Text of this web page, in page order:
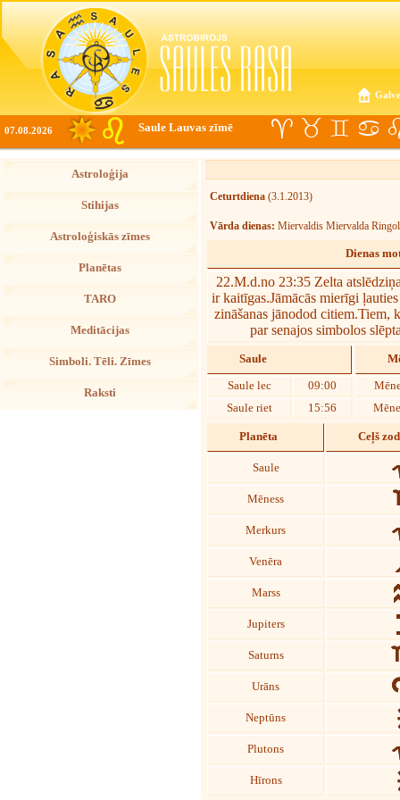
07.08.2026 Saule Lauvas zīmē
Astroloģija
Stihijas
Astroloģiskās zīmes
Planētas
TARO
Meditācijas
Simboli. Tēli. Zīmes
Raksti
Ceturtdiena (3.1.2013)
Vārda dienas: Miervaldis Miervalda
Dienas
22.M.d.no 23:35 Zelta
ir kaitīgas.Jāmācās mierīgi
zināšanas jānodod citiem.Tiem,
par senajos simbolos
Saule
Saule lec
09:00
Saule riet
15:56
Planēta Ceļš
Saule
Mēness
Merkurs
Venēra
Marss
Jupiters
Saturns
Urāns
Neptūns
Plutons
Hīrons